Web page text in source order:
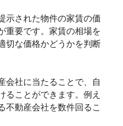
示された物件の家賃の価
重要です。家賃の相場を
切な価格かどうかを判断
会社に当たることで、自
ることができます。例え
不動産会社を数件回るこ